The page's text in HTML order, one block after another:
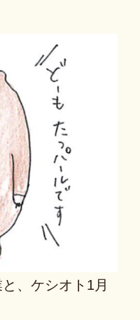
、ケシオト1月